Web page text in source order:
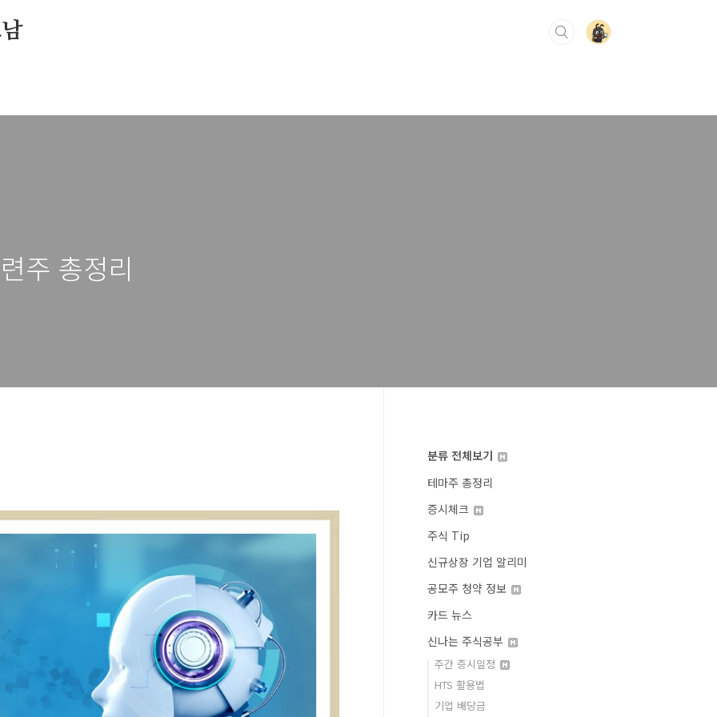
주 총정리
분류 전체보기
테마주 총정리
증시체크
주식 Tip
신규상장 기업 알리미
공모주 청약 정보
카드 뉴스
신나는 주식공부
주간 증시일정
HTS 활용법
기업 배당금